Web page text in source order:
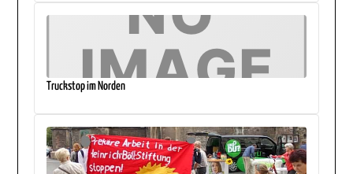
Truckstop im Norden